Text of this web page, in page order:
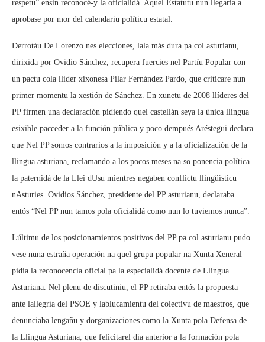
respetu” ensin reconocé-y la oficialidá. Aquel Estatutu nun llegaría a
aprobase por mor del calendariu políticu estatal.
Derrotáu De Lorenzo nes elecciones, lala más dura pa col asturianu,
dirixida por Ovidio Sánchez, recupera fuercies nel Partíu Popular con
un pactu cola llider xixonesa Pilar Fernández Pardo, que criticare nun
primer momentu la xestión de Sánchez. En xunetu de 2008 llíderes del
PP firmen una declaración pidiendo quel castellán seya la única llingua
esixible pacceder a la función pública y poco dempués Aréstegui declara
que Nel PP somos contrarios a la imposición y a la oficialización de la
llingua asturiana, reclamando a los pocos meses na so ponencia política
la paternidá de la Llei dUsu mientres negaben conflictu llingüísticu
nAsturies. Ovidios Sánchez, presidente del PP asturianu, declaraba
entós “Nel PP nun tamos pola oficialidá como nun lo tuviemos nunca”.
Lúltimu de los posicionamientos positivos del PP pa col asturianu pudo
vese nuna estraña operación na quel grupu popular na Xunta Xeneral
pidía la reconocencia oficial pa la especialidá docente de Llingua
Asturiana. Nel plenu de discutiniu, el PP retiraba entós la propuesta
ante lallegría del PSOE y lablucamientu del colectivu de maestros, que
denunciaba lengañu y dorganizaciones como la Xunta pola Defensa de
la Llingua Asturiana, que felicitarel día anterior a la formación pola